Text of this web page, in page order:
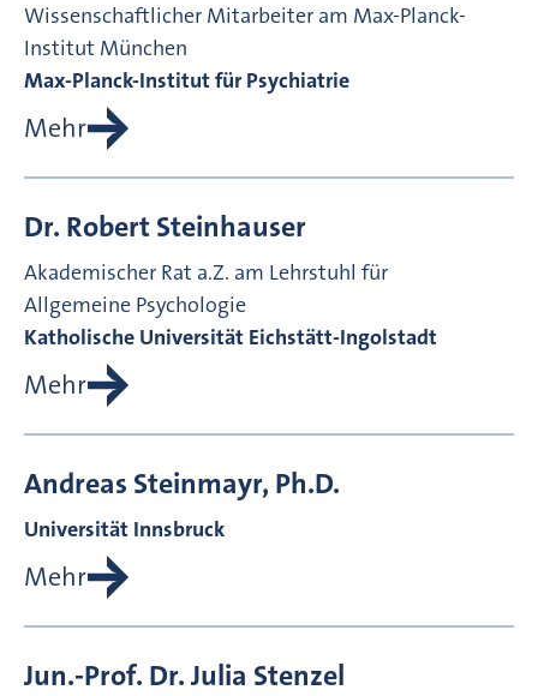
Wissenschaftlicher Mitarbeiter am Max-Planck-
Institut München
Max-Planck-Institut für Psychiatrie
Mehr
Dr. RobertSteinhauser
Akademischer Rat a.Z. am Lehrstuhl für
Allgemeine Psychologie
Katholische Universität Eichstätt-Ingolstadt
Mehr
Andreas Steinmayr, Ph.D.
Universität Innsbruck
Mehr
Jun.-Prof. Dr.Julia Stenzel